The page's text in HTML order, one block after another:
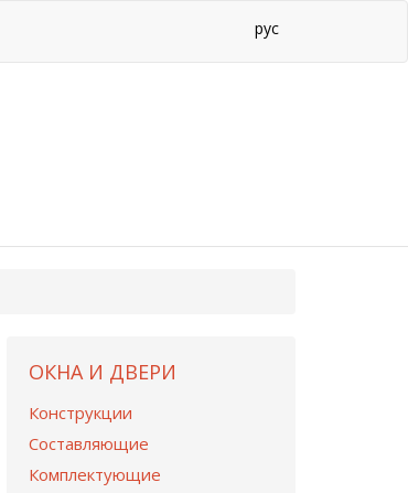
рус
ОКНА И ДВЕРИ
Конструкции
Составляющие
Комплектующие